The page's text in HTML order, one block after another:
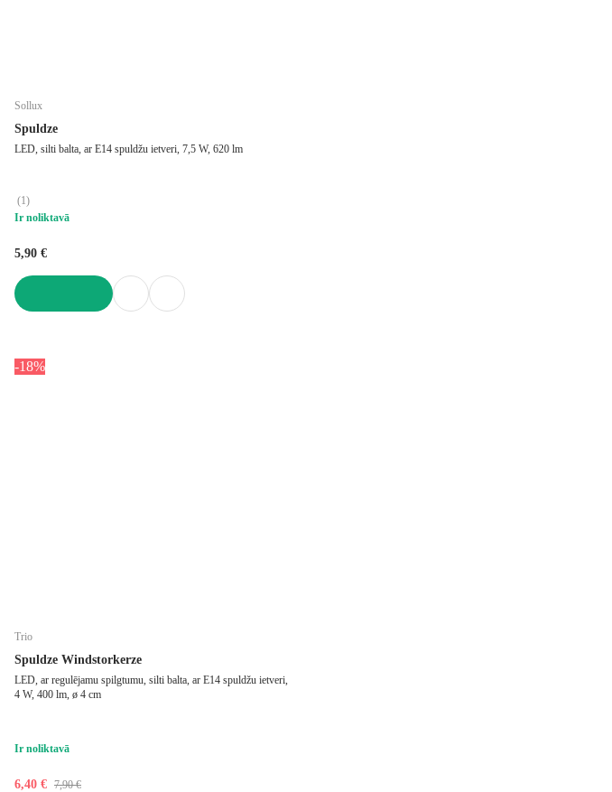
Sollux
Spuldze
LED, silti balta, ar E14 spuldžu ietveri, 7,5 W, 620 lm
(1)
Ir noliktavā
5,90 €
-18%
Trio
Spuldze Windstorkerze
LED, ar regulējamu spilgtumu, silti balta, ar E14 spuldžu ietveri,
4 W, 400 lm, ø 4 cm
Ir noliktavā
6,40 € 7,90 €